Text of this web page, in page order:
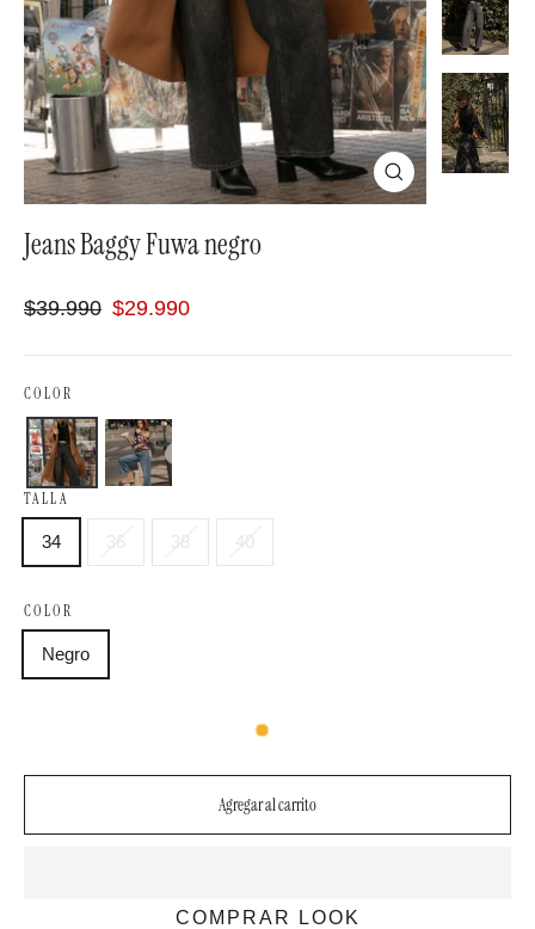
Cerrar
(esc)
Jeans Baggy Fuwa negro
Precio
$39.990 Precio
$29.990
COLOR
TALLA
34 36 38 40
COLOR
Negro
Agregar al carrito
COMPRAR LOOK